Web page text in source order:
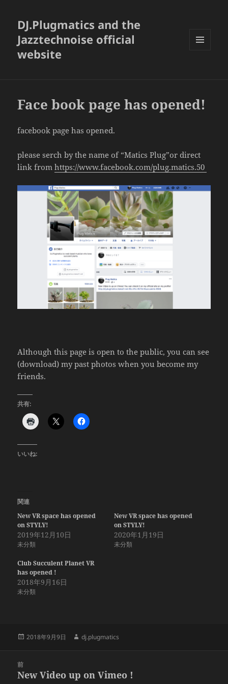
DJ.Plugmatics and the
Jazztechnoise official
website
Face book page has opened!
facebook page has opened.
please serch by the name of “Matics Plug”or direct
link fromhttps://www.facebook.com/plug.matics.50
Although this page is open to the public, you can see
(download) my past photos when you become my
friends.
共有:
いいね:
関連
New VR space has opened
on STYLY!
2019年12月10日
未分類
New VR space has opened
on STYLY!
2020年1月19日
未分類
Club Succulent Planet VR
has opened !
2018年9月16日
未分類
投
2018年9月9日
作
dj.plugmatics
前
前
New Video up on Vimeo !